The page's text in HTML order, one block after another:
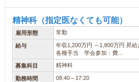
精神科（指定医なくても可能）
雇用形態 常勤
給与
年収1,200万円 ～1,800万円 昇給
各種手当 学会参加：費...
募集科目 精神科
勤務時間 08:40～17:20